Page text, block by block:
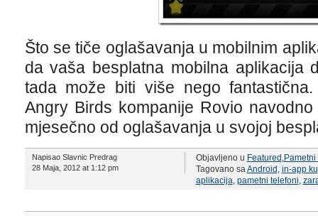
Što se tiče oglašavanja u mobilnim
da vaša besplatna mobilna aplikacija
tada može biti više nego
Angry Birds kompanije Rovio
mjesečno od oglašavanja u svojoj
Napisao Slavnic Predrag
28 Maja, 2012 at 1:12 pm
Objavljeno u Featured ,Pametni
Tagovano saAndroid , in-app
aplikacija, pametni telefoni,